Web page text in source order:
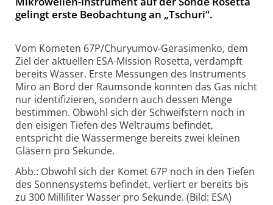
gelingt erste Beobachtung an „Tschuri“.
Vom Kometen 67P/Churyumov-Gerasimenko, dem
Ziel der aktuellen ESA-Mission Rosetta, verdampft
bereits Wasser. Erste Messungen des Instruments
Miro an Bord der Raumsonde konnten das Gas nicht
nur identifizieren, sondern auch dessen Menge
bestimmen. Obwohl sich der Schweifstern noch in
den eisigen Tiefen des Weltraums befindet,
entspricht die Wassermenge bereits zwei kleinen
Gläsern pro Sekunde.
Abb.: Obwohl sich der Komet 67P noch in den Tiefen
des Sonnensystems befindet, verliert er bereits bis
zu 300 Milliliter Wasser pro Sekunde. (Bild: ESA)